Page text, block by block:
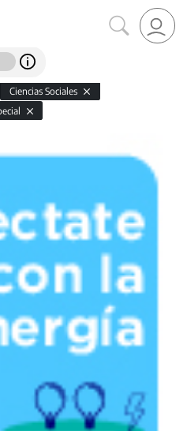
Ciencias Sociales